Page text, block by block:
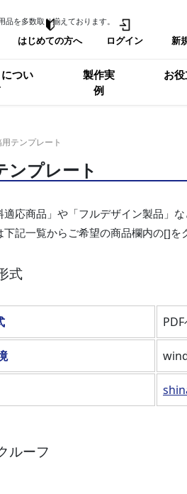
を多数取り揃えております。
はじめての方へ ログイン 新
つい
製作実
例
お
用テンプレート
ンプレート
適応商品」や「フルデザイン製品」
下記一覧からご希望の商品欄内の[]を
式
ルーフ